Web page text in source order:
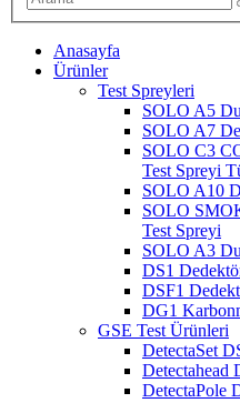
Anasayfa
Ürünler
Test Spreyleri
SOLO A5
SOLO A7
SOLO C3
Test Spreyi
SOLO A10
SOLO
Test Spreyi
SOLO A3
DS1
DSF1
DG1
GSE Test Ürünleri
DetectaSet
Detectahead
DetectaPole